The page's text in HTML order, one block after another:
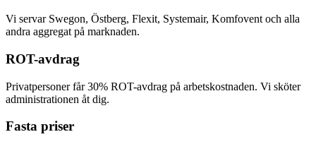
Vi servar Swegon, Östberg, Flexit, Systemair, Komfovent och alla
andra aggregat på marknaden.
ROT-avdrag
Privatpersoner får 30% ROT-avdrag på arbetskostnaden. Vi sköter
administrationen åt dig.
Fasta priser